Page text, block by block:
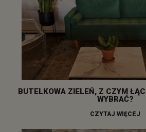
BUTELKOWA ZIELEŃ, Z CZYM
WYBRAĆ?
CZYTAJ WIĘCEJ